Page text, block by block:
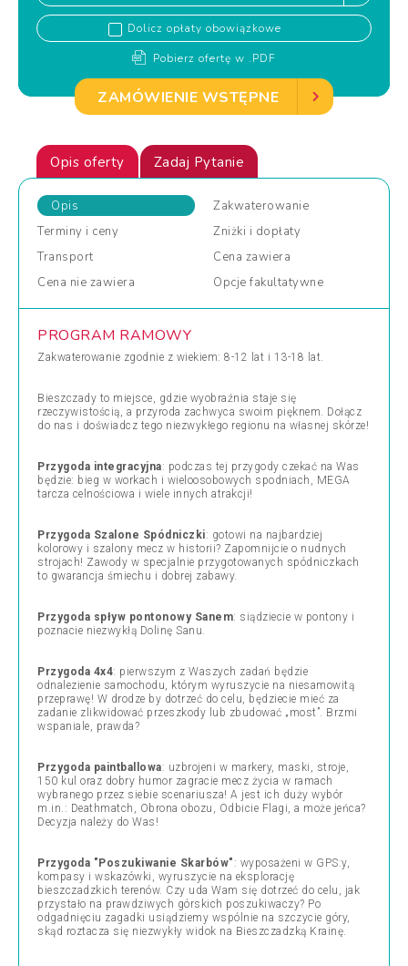
Dolicz opłaty obowiązkowe
Pobierz ofertę w .PDF
ZAMÓWIENIE WSTĘPNE
Opis oferty Zadaj Pytanie
Opis
Zakwaterowanie
Terminy i ceny Zniżki i dopłaty
Transport
Cena zawiera
Cena nie zawiera Opcje fakultatywne
PROGRAM RAMOWY
Zakwaterowanie zgodnie z wiekiem: 8-12 lat i 13-18 lat.
Bieszczady to miejsce, gdzie wyobraźnia staje się
rzeczywistością, a przyroda zachwyca swoim pięknem. Dołącz
do nas i doświadcz tego niezwykłego regionu na własnej skórze!
Przygoda integracyjna: podczas tej przygody czekać na Was
będzie: bieg w workach i wieloosobowych spodniach, MEGA
tarcza celnościowa i wiele innych atrakcji!
Przygoda Szalone Spódniczki: gotowi na najbardziej
kolorowy i szalony mecz w historii? Zapomnijcie o nudnych
strojach! Zawody w specjalnie przygotowanych spódniczkach
to gwarancja śmiechu i dobrej zabawy.
Przygoda spływ pontonowy Sanem: siądziecie w pontony i
poznacie niezwykłą Dolinę Sanu.
Przygoda 4x4: pierwszym z Waszych zadań będzie
odnalezienie samochodu, którym wyruszycie na niesamowitą
przeprawę! W drodze by dotrzeć do celu, będziecie mieć za
zadanie zlikwidować przeszkody lub zbudować „most”. Brzmi
wspaniale, prawda?
Przygoda paintballowa: uzbrojeni w markery, maski, stroje,
150 kul oraz dobry humor zagracie mecz życia w ramach
wybranego przez siebie scenariusza! A jest ich duży wybór
m.in.: Deathmatch, Obrona obozu, Odbicie Flagi, a może jeńca?
Decyzja należy do Was!
Przygoda "Poszukiwanie Skarbów" : wyposażeni w GPS:y,
kompasy i wskazówki, wyruszycie na eksplorację
bieszczadzkich terenów. Czy uda Wam się dotrzeć do celu, jak
przystało na prawdziwych górskich poszukiwaczy? Po
odgadnięciu zagadki usiądziemy wspólnie na szczycie góry,
skąd roztacza się niezwykły widok na Bieszczadzką Krainę.